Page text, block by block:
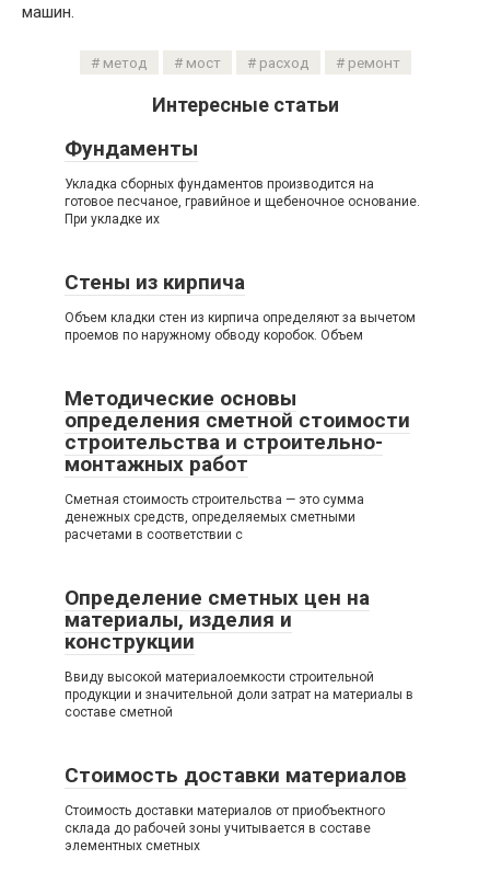
машин.
метод мост расход ремонт
Интересные статьи
Фундаменты
Укладка сборных фундаментов производится на
готовое песчаное, гравийное и щебеночное основание.
При укладке их
Стены из кирпича
Объем кладки стен из кирпича определяют за вычетом
проемов по наружному обводу коробок. Объем
Методические основы
определения сметной стоимости
строительства и строительно-
монтажных работ
Сметная стоимость строительства — это сумма
денежных средств, определяемых сметными
расчетами в соответствии с
Определение сметных цен на
материалы, изделия и
конструкции
Ввиду высокой материалоемкости строительной
продукции и значительной доли затрат на материалы в
составе сметной
Стоимость доставки материалов
Стоимость доставки материалов от приобъектного
склада до рабочей зоны учитывается в составе
элементных сметных